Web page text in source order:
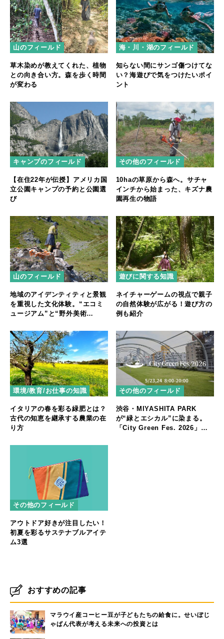
山のフィールド
草木染めが教えてくれた、植物
との向き合い方。森を歩く時間
が変わる
海・川・湖のフィールド
知らない間にサンゴ傷つけてな
い？海遊びで気をつけたいポイ
ント
キャンプのフィールド
【在住22年が伝授】アメリカ国
立公園キャンプの予約と公園選
び
その他のフィールド
10haの草原から森へ。サチャ
インチから始まった、キズナ農
園再生の物語
山のフィールド
地域のアイデンティティと景観
を重視した文化体験。“エコミ
ュージアム”と“野外美術
遊びに関する知識
ネイチャーゲームの視点で親子
の自然体験が広がる！遊び方の
例も紹介
環境/教育/お仕事の知識
イタリアの春を彩る緑肥とは？
古代の知恵を継承する農業の在
り方
その他のフィールド
渋谷・MIYASHITA PARK
が“緑とエシカル”に染まる。
「City Green Fes. 2026」開
その他のフィールド
アウトドア好きが注目したい！
初夏を彩るサステナブルアイテ
ム3選
おすすめの記事
マラウイ産コーヒー豆が子どもたちの給食に。せいぼじ
ゃぱん代表が考える未来への投資とは